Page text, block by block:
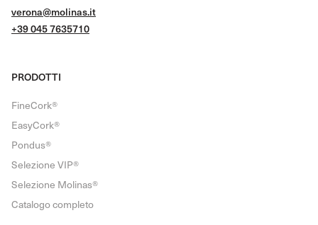
verona@molinas.it
+39 045 7635710
PRODOTTI
FineCork®
EasyCork®
Pondus®
Selezione VIP®
Selezione Molinas®
Catalogo completo